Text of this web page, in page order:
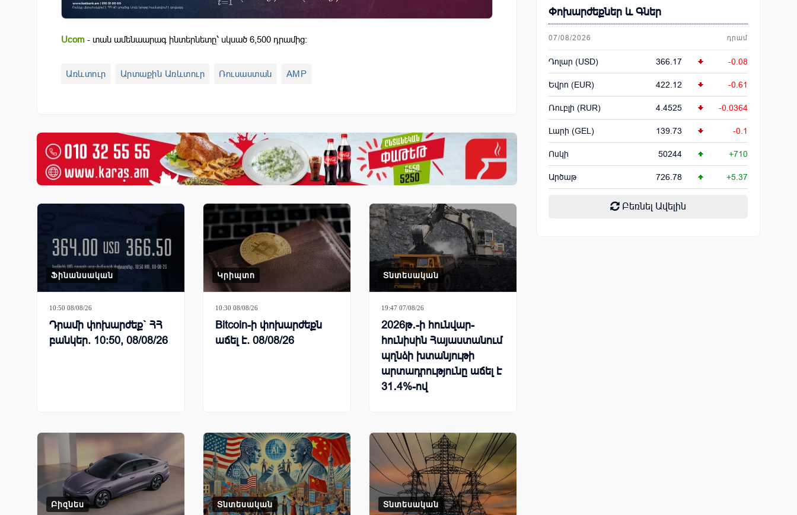
Ucom - տան ամենաարագ ինտերնետը՝ սկսած 6,500 դրամից:
Առևտուր Արտաքին Առևտուր Ռուսաստան AMP
Փոխարժեքներ և Գներ
07/08/2026 դրամ
Դոլար (USD) 366.17 -0.08
Եվրո (EUR) 422.12 -0.61
Ռուբլի (RUR) 4.4525 -0.0364
Լարի (GEL) 139.73 -0.1
Ոսկի 50244 +710
Արծաթ 726.78 +5.37
Բեռնել Ավելին
Ֆինանսական
10:50 08/08/26
Դրամի փոխարժեք` ՀՀ
բանկեր. 10:50, 08/08/26
Կրիպտո
10:30 08/08/26
Bitcoin-ի փոխարժեքն
աճել է. 08/08/26
Տնտեսական
19:47 07/08/26
2026թ․-ի հունվար-
հունիսին Հայաստանում
պղնձի խտանյութի
արտադրությունը աճել է
31․4%-ով
Բիզնես Տնտեսական Տնտեսական